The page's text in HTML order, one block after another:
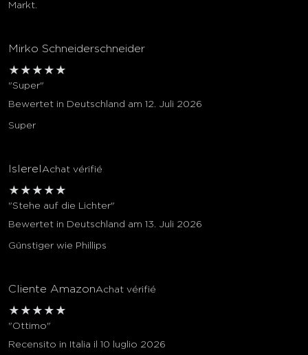
Markt.
Mirko Schneiderschneider
★ ★ ★ ★ ★
"Super"
Bewertet in Deutschland am 12. Juli 2026
Super
Islerel Achat vérifié
★ ★ ★ ★ ★
"Stehe auf die Lichter"
Bewertet in Deutschland am 13. Juli 2026
Günstiger wie Phillips
Cliente AmazonAchat vérifié
★ ★ ★ ★ ★
"Ottimo"
Recensito in Italia il 10 luglio 2026